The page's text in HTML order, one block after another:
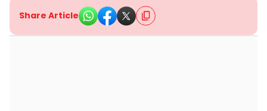
Share Article